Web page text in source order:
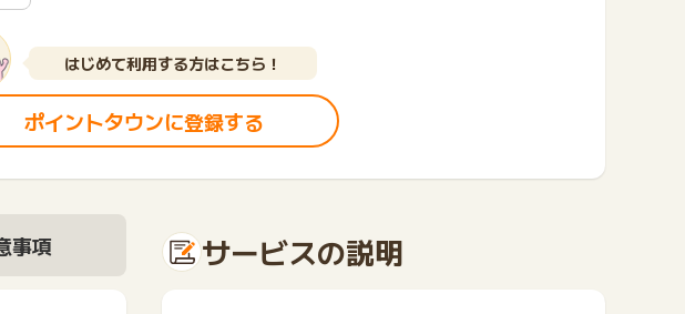
はじめて利用する方はこちら！
ポイントタウンに登録する
事項 サービスの説明